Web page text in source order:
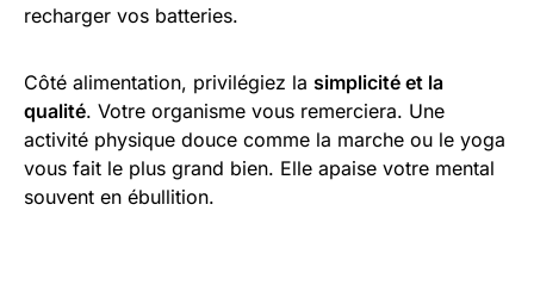
recharger vos batteries.
Côté alimentation, privilégiez la simplicité et la
qualité. Votre organisme vous remerciera. Une
activité physique douce comme la marche ou le yoga
vous fait le plus grand bien. Elle apaise votre mental
souvent en ébullition.